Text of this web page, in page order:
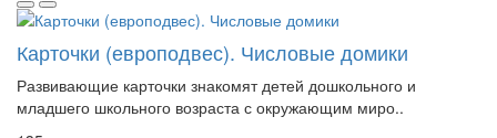
Карточки (европодвес). Числовые домики
Развивающие карточки знакомят детей дошкольного и
младшего школьного возраста с окружающим миро..